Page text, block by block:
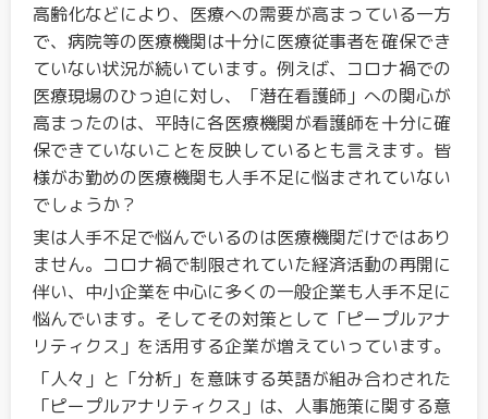
高齢化などにより、医療への需要が高まっている一方
で、病院等の医療機関は十分に医療従事者を確保でき
ていない状況が続いています。例えば、コロナ禍での
医療現場のひっ迫に対し、「潜在看護師」への関心が
高まったのは、平時に各医療機関が看護師を十分に確
保できていないことを反映しているとも言えます。皆
様がお勤めの医療機関も人手不足に悩まされていない
でしょうか？
実は人手不足で悩んでいるのは医療機関だけではあり
ません。コロナ禍で制限されていた経済活動の再開に
伴い、中小企業を中心に多くの一般企業も人手不足に
悩んでいます。そしてその対策として「ピープルアナ
リティクス」を活用する企業が増えていっています。
「人々」と「分析」を意味する英語が組み合わされた
「ピープルアナリティクス」は、人事施策に関する意